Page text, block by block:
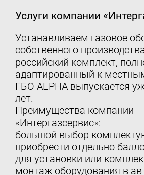
Услуги компании
Устанавливаем газовое
собственного
российский комплект,
адаптированный к
ГБО ALPHA выпускается
лет.
Преимущества компании
«Интергазсервис»:
большой выбор
приобрести отдельно
для установки или
монтаж оборудования в